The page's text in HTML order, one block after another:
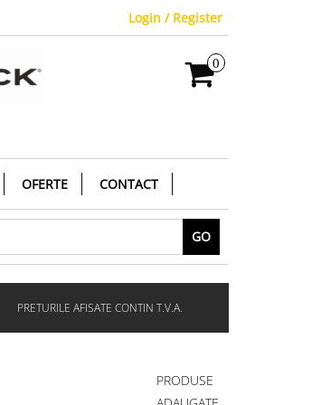
Login / Register
0
OFERTE CONTACT
GO
PRETURILE AFISATE CONTIN T.V.A.
PRODUSE